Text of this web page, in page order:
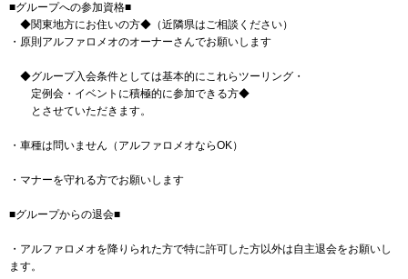
■グループへの参加資格■
◆関東地方にお住いの方◆（近隣県はご相談ください）
・原則アルファロメオのオーナーさんでお願いします
◆グループ入会条件としては基本的にこれらツーリング・
定例会・イベントに積極的に参加できる方◆
とさせていただきます。
・車種は問いません（アルファロメオならOK）
・マナーを守れる方でお願いします
■グループからの退会■
・アルファロメオを降りられた方で特に許可した方以外は自主退会をお願いし
ます。